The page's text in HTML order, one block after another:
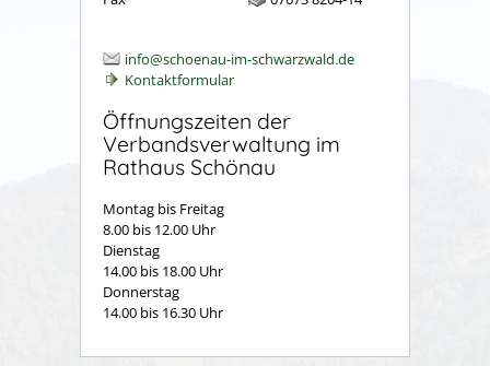
info@schoenau-im-schwarzwald.de
Kontaktformular
Öffnungszeiten der
Verbandsverwaltung im
Rathaus Schönau
Montag bis Freitag
8.00 bis 12.00 Uhr
Dienstag
14.00 bis 18.00 Uhr
Donnerstag
14.00 bis 16.30 Uhr